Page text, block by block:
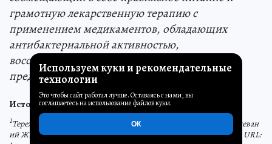
грамотную лекарственную терапию с
применением медикаментов, обладающих
антибактериальной активностью,
восстанавливающих слизистую и
предотвращающих рецидив.
Источники:
1Терехина М. С., Богданова Т. М. Диетотерапия в лечении заболеван
ий ЖКТ. Международный студенческий научный вестник. 2018. URL:
Используем куки и рекомендательные
технологии
Это чтобы сайт работал лучше. Оставаясь с нами, вы
соглашаетесь на использование файлов куки.
ОК